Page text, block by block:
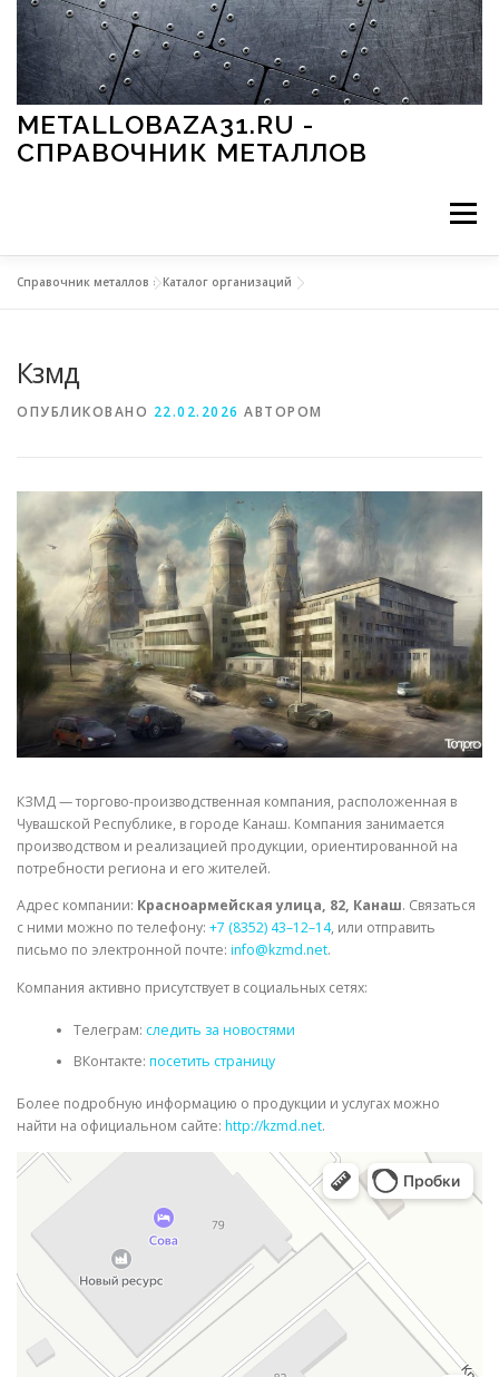
Перейти к содержимому
METALLOBAZA31.RU -
СПРАВОЧНИК МЕТАЛЛОВ
Меню
МЕТАЛЛЫ И ОКРУЖАЮЩАЯ СРЕДА
СВОЙСТВА МЕТАЛЛОВ СОРТА МЕТАЛЛОВ
СТАТЬИ
Справочник металлов »Каталог организаций
Кзмд
ОПУБЛИКОВАНО 22.02.2026 АВТОРОМ
КЗМД — торгово-производственная компания, расположенная в
Чувашской Республике, в городе Канаш. Компания занимается
производством и реализацией продукции, ориентированной на
потребности региона и его жителей.
Адрес компании: Красноармейская улица, 82, Канаш. Связаться
с ними можно по телефону: +7 (8352) 43–12–14, или отправить
письмо по электронной почте: info@kzmd.net.
Компания активно присутствует в социальных сетях:
Телеграм: следить за новостями
ВКонтакте: посетить страницу
Более подробную информацию о продукции и услугах можно
найти на официальном сайте: http://kzmd.net.